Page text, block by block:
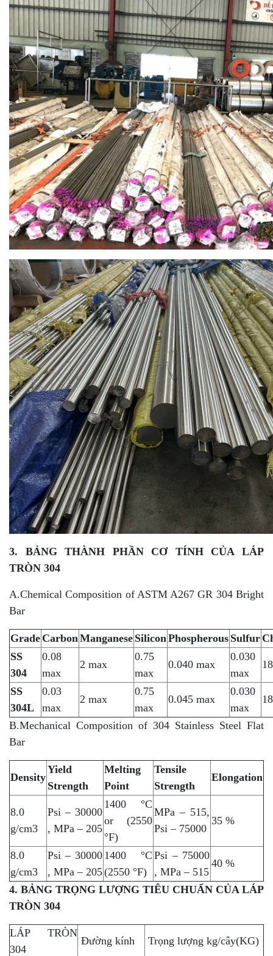
3. BẢNG THÀNH PHẦN CƠ TÍNH CỦA LÁP
TRÒN 304
A.Chemical Composition of ASTM A267 GR 304 Bright
Bar
Grade Carbon Manganese Silicon Phospherous Sulfur
SS
304
0.08
max
2 max
0.75
max
0.040 max
0.030
max
SS
304L
0.03
max
2 max
0.75
max
0.045 max
0.030
max
B.Mechanical Composition of 304 Stainless Steel Flat
Bar
Density
Yield
Strength
Melting
Point
Tensile
Strength
Elongation
8.0
g/cm3
Psi – 30000
, MPa – 205
1400 °C
or (2550
°F)
MPa – 515,
Psi – 75000
35 %
8.0
g/cm3
Psi – 30000
, MPa – 205
1400 °C
(2550 °F)
Psi – 75000
, MPa – 515
40 %
4. BẢNG TRỌNG LƯỢNG TIÊU CHUẨN CỦA LÁP
TRÒN 304
LÁP TRÒN
304
Đường kính Trọng lượng kg/cây(KG)